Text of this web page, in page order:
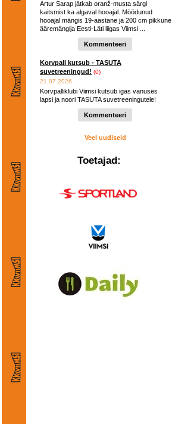
Artur Sarap jätkab oranž-musta särgi
kaitsmist ka algaval hooajal. Möödunud
hooajal mängis 19-aastane ja 200 cm pikkune
ääremängija Eesti-Läti liigas Viimsi ...
Kommenteeri
Korvpall kutsub - TASUTA
suvetreeningud! (0)
21.07.2026
Korvpalliklubi Viimsi kutsub igas vanuses
lapsi ja noori TASUTA suvetreeningutele!
Kommenteeri
Veel uudiseid
Toetajad: